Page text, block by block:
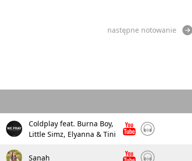
następne notowanie
Coldplay feat. Burna Boy,
Little Simz, Elyanna & Tini
Sanah